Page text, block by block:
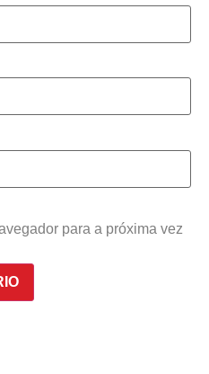
para a próxima vez